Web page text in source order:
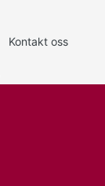
Kontakt oss